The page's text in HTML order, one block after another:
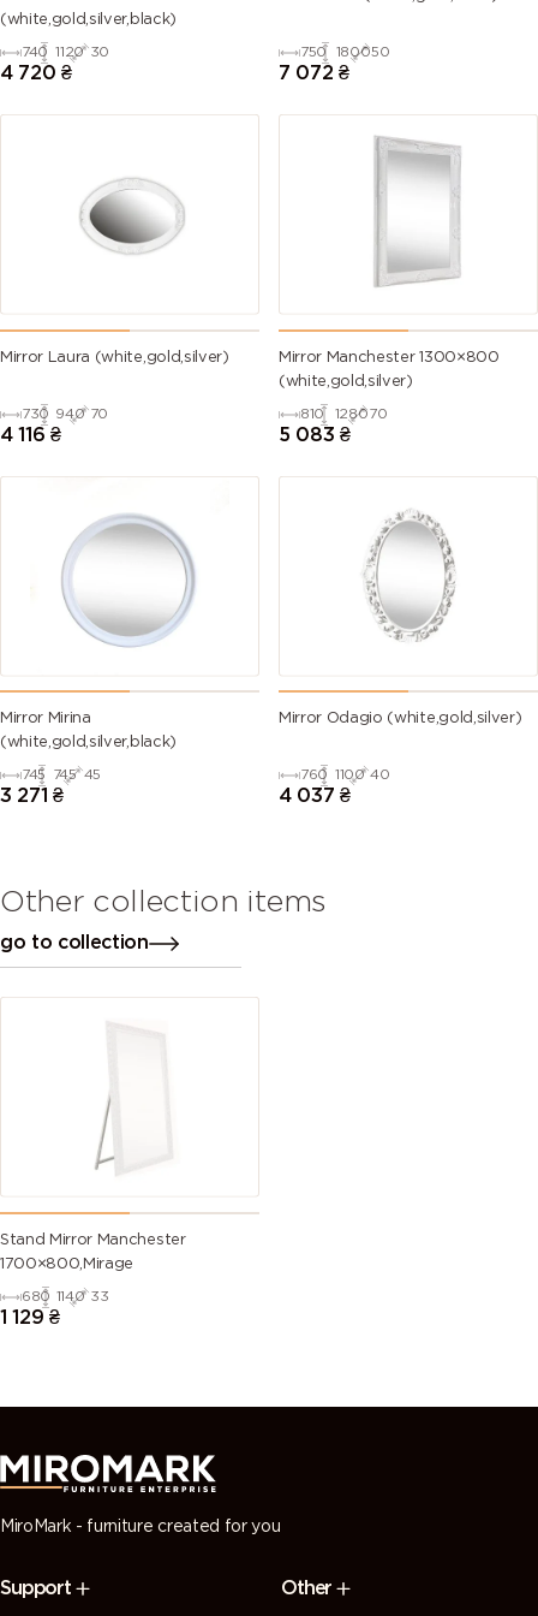
(white,gold,silver,black)
740 1120 30
4 720 ₴
750 180050
7 072 ₴
Mirror Laura (white,gold,silver)
730 940 70
4 116 ₴
Mirror Manchester 1300×800
(white,gold,silver)
810 128070
5 083 ₴
Mirror Mirina
(white,gold,silver,black)
745 745 45
3 271 ₴
Mirror Odagio (white,gold,silver)
760 1100 40
4 037 ₴
Other collection items
go to collection
Stand Mirror Manchester
1700×800,Mirage
680 1140 33
1 129 ₴
MiroMark - furniture created for you
Support Other